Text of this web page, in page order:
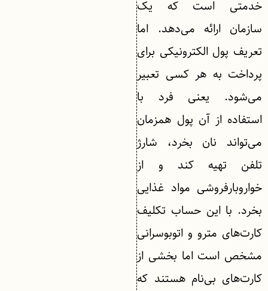
خدمتی است که یک
سازمان ارائه می‌دهد. اما
تعریف پول الکترونیکی برای
پرداخت به هر کسی تعبیر
می‌شود. یعنی فرد با
استفاده از آن پول همزمان
می‌تواند نان بخرد، شارژ
تلفن تهیه کند و از
خواروبارفروشی مواد غذایی
بخرد. با این حساب تکلیف
کارت‌های مترو و اتوبوسرانی
مشخص است اما بخشی از
کارت‌های بی‌نام هستند که